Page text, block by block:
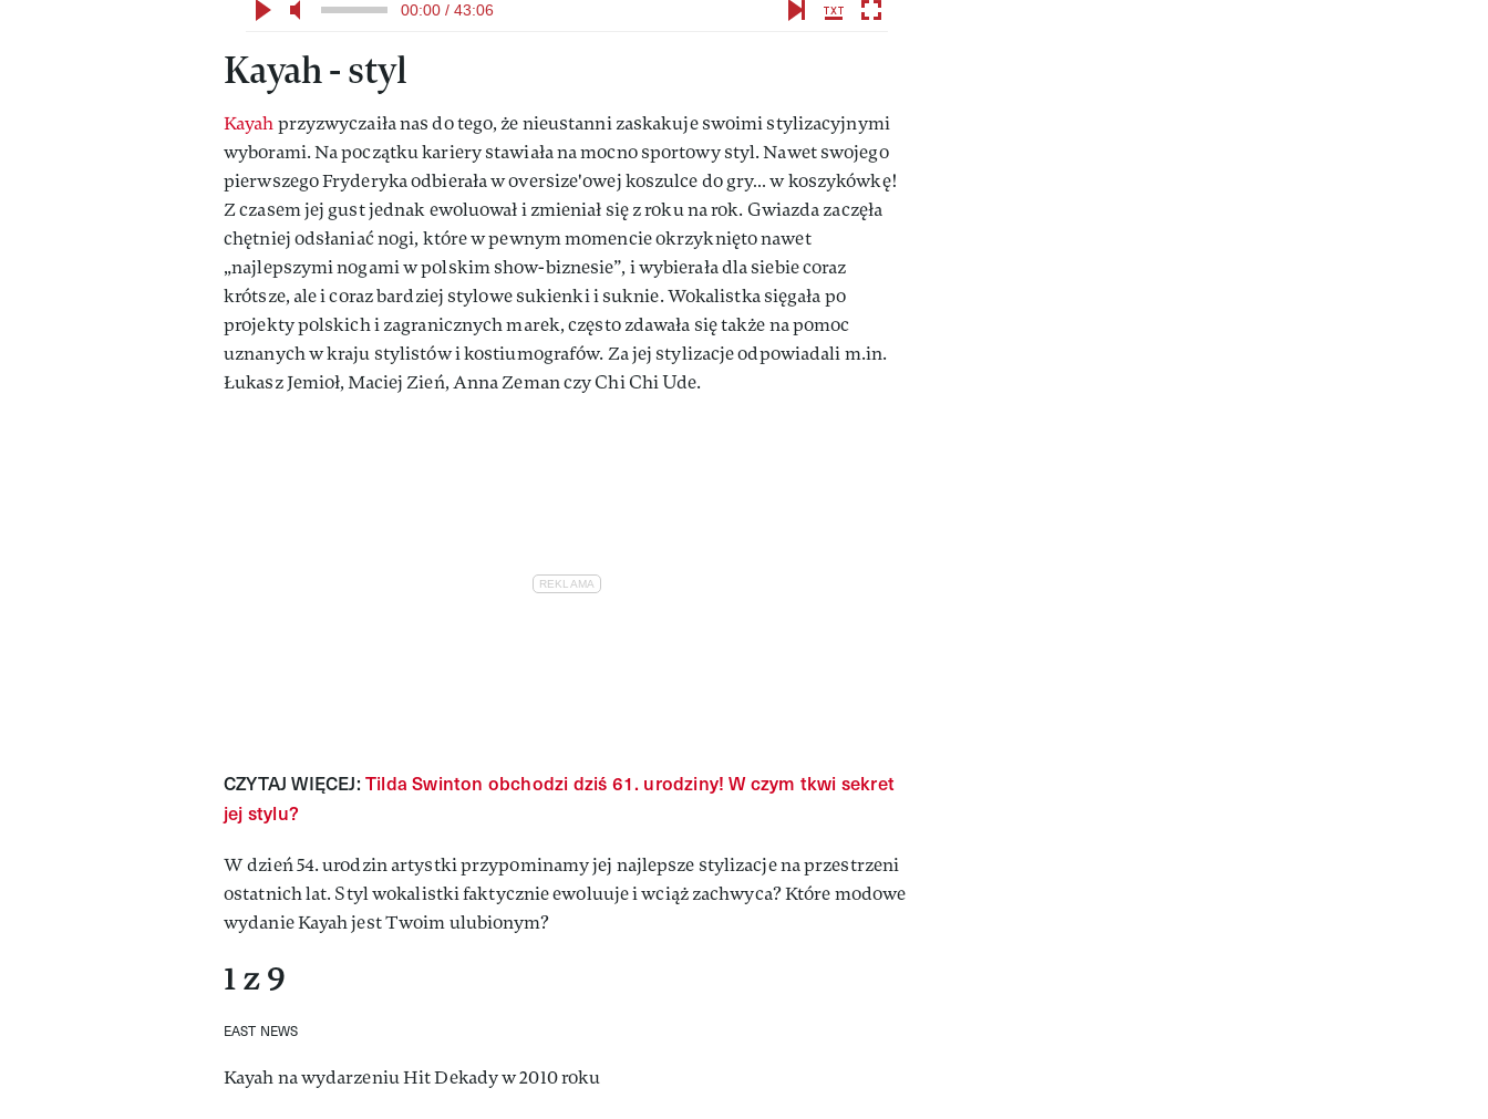
00:00 / 43:06
Kayah - styl
Kayahprzyzwyczaiła nas do tego, że nieustanni zaskakuje swoimi stylizacyjnymi
wyborami. Na początku kariery stawiała na mocno sportowy styl. Nawet swojego
pierwszego Fryderyka odbierała w oversize'owej koszulce do gry… w koszykówkę!
Z czasem jej gust jednak ewoluował i zmieniał się z roku na rok. Gwiazda zaczęła
chętniej odsłaniać nogi, które w pewnym momencie okrzyknięto nawet
„najlepszymi nogami w polskim show-biznesie”, i wybierała dla siebie coraz
krótsze, ale i coraz bardziej stylowe sukienki i suknie. Wokalistka sięgała po
projekty polskich i zagranicznych marek, często zdawała się także na pomoc
uznanych w kraju stylistów i kostiumografów. Za jej stylizacje odpowiadali m.in.
Łukasz Jemioł, Maciej Zień, Anna Zeman czy Chi Chi Ude.
CZYTAJ WIĘCEJ: Tilda Swinton obchodzi dziś 61. urodziny! W czym tkwi sekret
jej stylu?
W dzień 54. urodzin artystki przypominamy jej najlepsze stylizacje na przestrzeni
ostatnich lat. Styl wokalistki faktycznie ewoluuje i wciąż zachwyca? Które modowe
wydanie Kayah jest Twoim ulubionym?
1 z 9
EAST NEWS
Kayah na wydarzeniu Hit Dekady w 2010 roku